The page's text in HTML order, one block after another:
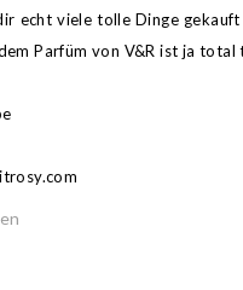
echt viele tolle Dinge
Parfüm von V&R ist ja total